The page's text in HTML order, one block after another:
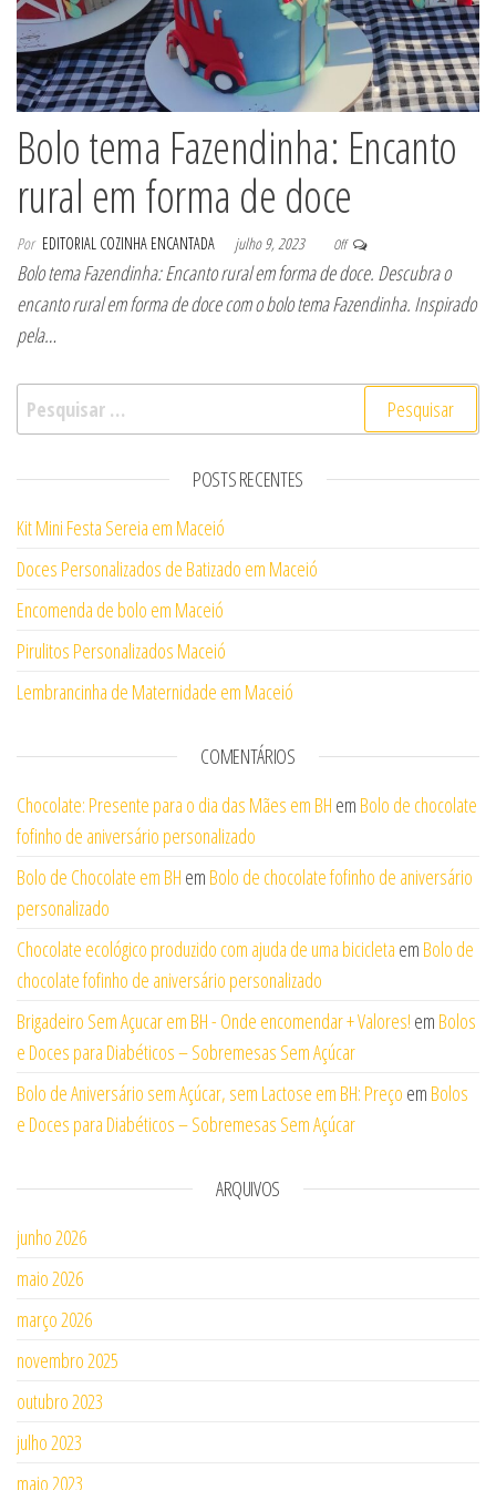
Bolo tema Fazendinha: Encanto
rural em forma de doce
Por EDITORIAL COZINHA ENCANTADA julho 9, 2023 Off
Bolo tema Fazendinha: Encanto rural em forma de doce. Descubra o
encanto rural em forma de doce com o bolo tema Fazendinha. Inspirado
pela…
Pesquisar por:
POSTS RECENTES
Kit Mini Festa Sereia em Maceió
Doces Personalizados de Batizado em Maceió
Encomenda de bolo em Maceió
Pirulitos Personalizados Maceió
Lembrancinha de Maternidade em Maceió
COMENTÁRIOS
Chocolate: Presente para o dia das Mães em BH em Bolo de chocolate
fofinho de aniversário personalizado
Bolo de Chocolate em BH em Bolo de chocolate fofinho de aniversário
personalizado
Chocolate ecológico produzido com ajuda de uma bicicleta em Bolo de
chocolate fofinho de aniversário personalizado
Brigadeiro Sem Açucar em BH - Onde encomendar + Valores! em Bolos
e Doces para Diabéticos – Sobremesas Sem Açúcar
Bolo de Aniversário sem Açúcar, sem Lactose em BH: Preço em Bolos
e Doces para Diabéticos – Sobremesas Sem Açúcar
ARQUIVOS
junho 2026
maio 2026
março 2026
novembro 2025
outubro 2023
julho 2023
maio 2023